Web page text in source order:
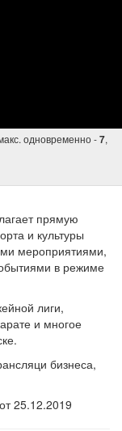
одновременно -7,
прямую
и культуры
мероприятиями,
в режиме
лиги,
и многое
бизнеса,
25.12.2019